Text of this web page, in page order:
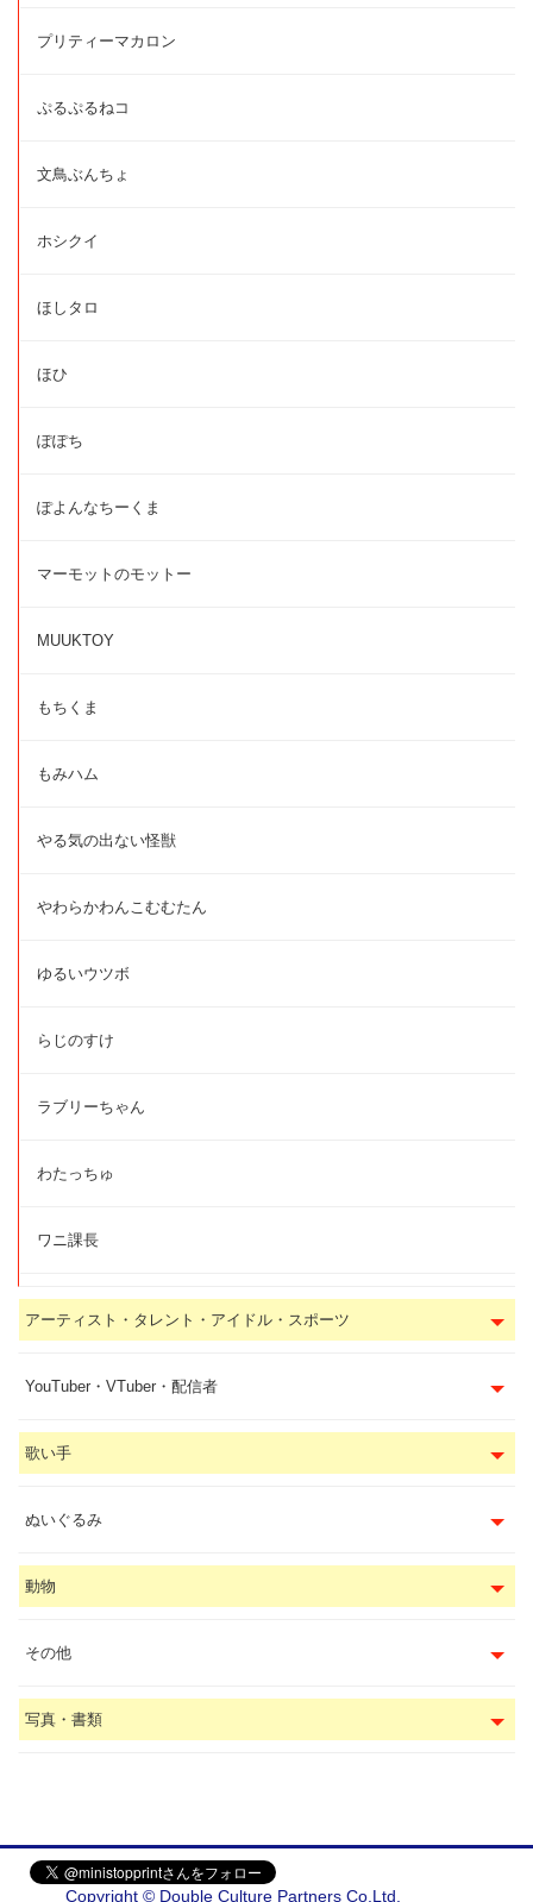
プリティーマカロン
ぷるぷるねコ
文鳥ぶんちょ
ホシクイ
ほしタロ
ほひ
ぽぽち
ぽよんなちーくま
マーモットのモットー
MUUKTOY
もちくま
もみハム
やる気の出ない怪獣
やわらかわんこむむたん
ゆるいウツボ
らじのすけ
ラブリーちゃん
わたっちゅ
ワニ課長
アーティスト・タレント・アイドル・スポーツ
YouTuber・VTuber・配信者
歌い手
ぬいぐるみ
動物
その他
写真・書類
Copyright © Double Culture Partners Co.Ltd.